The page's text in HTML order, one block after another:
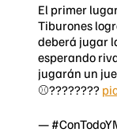
El primer
Tiburones
deberá jugar
esperando
jugarán un
⚾????????
—